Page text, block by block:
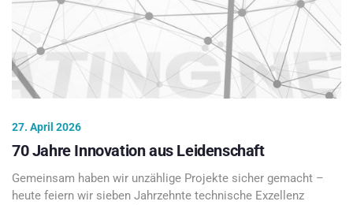
27. April 2026
70 Jahre Innovation aus Leidenschaft
Gemeinsam haben wir unzählige Projekte sicher gemacht –
heute feiern wir sieben Jahrzehnte technische Exzellenz